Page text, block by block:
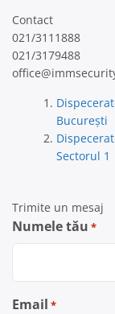
Contact
021/3111888
021/3179488
București
Sectorul 1
Trimite un mesaj
Numele tău *
Email *